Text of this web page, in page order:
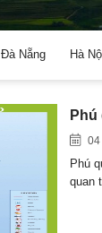
Đà Nẵng Hà
Phú
04
Phú
quan